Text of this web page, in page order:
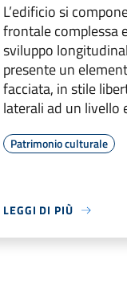
L’edificio si
frontale complessa
sviluppo
presente un
facciata, in stile
laterali ad un livello
Patrimonio culturale
LEGGI DI PIÙ